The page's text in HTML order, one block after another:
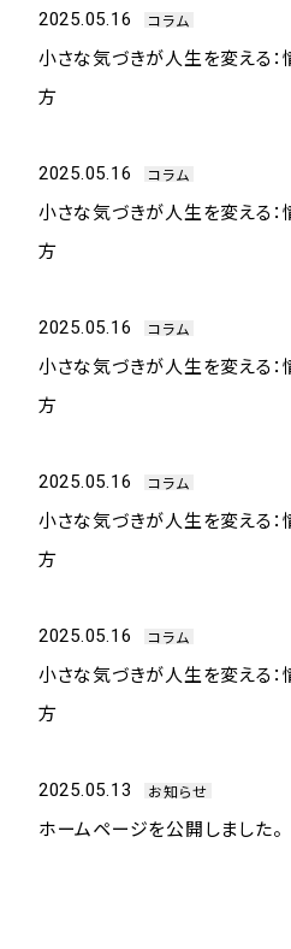
2025.05.16 コラム
小さな気づきが人生を変える
方
2025.05.16 コラム
小さな気づきが人生を変える
方
2025.05.16 コラム
小さな気づきが人生を変える
方
2025.05.16 コラム
小さな気づきが人生を変える
方
2025.05.16 コラム
小さな気づきが人生を変える
方
2025.05.13 お知らせ
ホームページを公開しました。